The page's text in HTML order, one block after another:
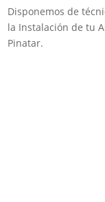
Disponemos de
la Instalación de tu
Pinatar.